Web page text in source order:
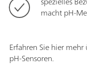
macht pH-
Erfahren Sie hier
pH-Sensoren.